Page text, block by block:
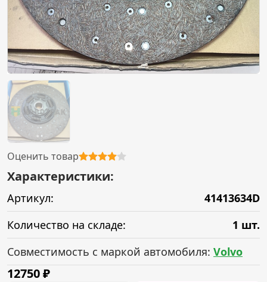
Оценить товар
Характеристики:
Артикул:
41413634D
Количество на складе:
1 шт.
Совместимость с маркой автомобиля: Volvo
12750₽